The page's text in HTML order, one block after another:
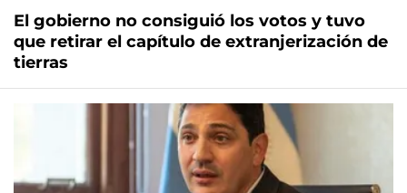
El gobierno no consiguió los votos y tuvo
que retirar el capítulo de extranjerización de
tierras